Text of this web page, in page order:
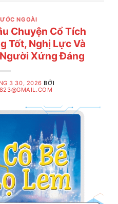
NGOÀI
Chuyện Cổ Tích
Tốt, Nghị Lực Và
Xứng Đáng
3 30, 2026 BỞI